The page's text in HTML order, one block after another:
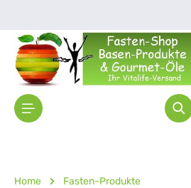
Home Fasten-Produkte